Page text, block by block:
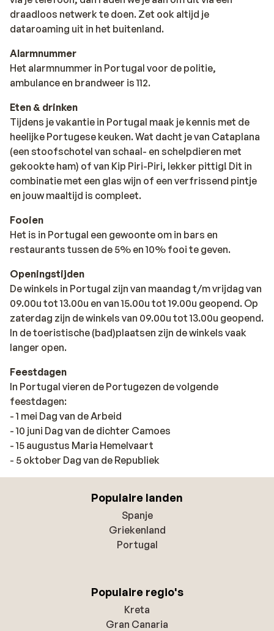
draadloos netwerk te doen. Zet ook altijd je
dataroaming uit in het buitenland.
Alarmnummer
Het alarmnummer in Portugal voor de politie,
ambulance en brandweer is 112.
Eten & drinken
Tijdens je vakantie in Portugal maak je kennis met de
heelijke Portugese keuken. Wat dacht je van Cataplana
(een stoofschotel van schaal- en schelpdieren met
gekookte ham) of van Kip Piri-Piri, lekker pittig! Dit in
combinatie met een glas wijn of een verfrissend pintje
en jouw maaltijd is compleet.
Fooien
Het is in Portugal een gewoonte om in bars en
restaurants tussen de 5% en 10% fooi te geven.
Openingstijden
De winkels in Portugal zijn van maandag t/m vrijdag van
09.00u tot 13.00u en van 15.00u tot 19.00u geopend. Op
zaterdag zijn de winkels van 09.00u tot 13.00u geopend.
In de toeristische (bad)plaatsen zijn de winkels vaak
langer open.
Feestdagen
In Portugal vieren de Portugezen de volgende
feestdagen:
- 1 mei Dag van de Arbeid
- 10 juni Dag van de dichter Camoes
- 15 augustus Maria Hemelvaart
- 5 oktober Dag van de Republiek
Populaire landen
Spanje
Griekenland
Portugal
Populaire regio's
Kreta
Gran Canaria